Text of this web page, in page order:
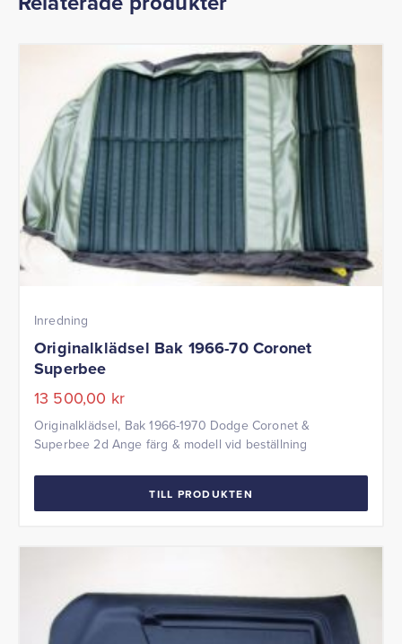
Inredning
Originalklädsel Bak 1966-70 Coronet
Superbee
13 500,00 kr
Originalklädsel, Bak 1966-1970 Dodge Coronet &
Superbee 2d Ange färg & modell vid beställning
TILL PRODUKTEN